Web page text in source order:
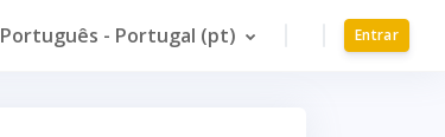
Português - Portugal ‎(pt)‎ Entrar